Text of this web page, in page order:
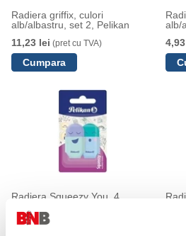
Radiera griffix, culori
alb/albastru, set 2, Pelikan
11,23 lei (pret cu TVA)
alb/
Radiera Squeezy You, 4
Pelikan